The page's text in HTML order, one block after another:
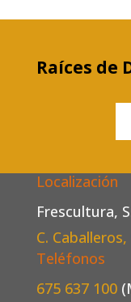
Raíces de
Localización
Frescultura,
C. Caballeros,
Teléfonos
675 637 100